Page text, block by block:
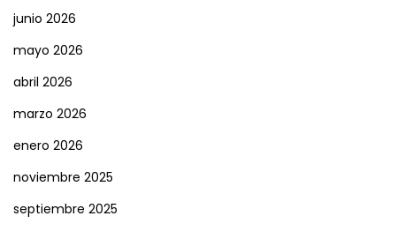
junio 2026
mayo 2026
abril 2026
marzo 2026
enero 2026
noviembre 2025
septiembre 2025